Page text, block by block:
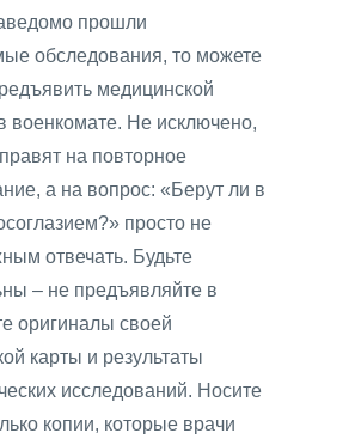
прошли
обследования, то можете
медицинской
военкомате. Не исключено,
на повторное
а на вопрос: «Берут ли в
просто не
отвечать. Будьте
– не предъявляйте в
оригиналы своей
карты и результаты
исследований. Носите
копии, которые врачи